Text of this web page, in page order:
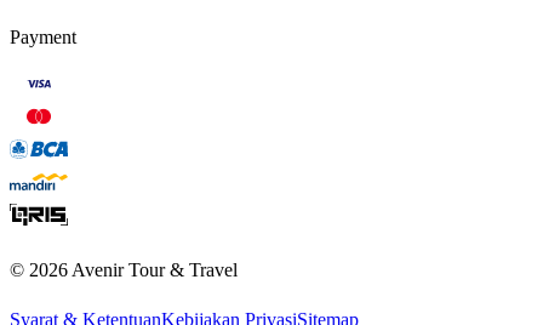
Payment
© 2026Avenir Tour & Travel
Syarat & KetentuanKebijakan PrivasiSitemap